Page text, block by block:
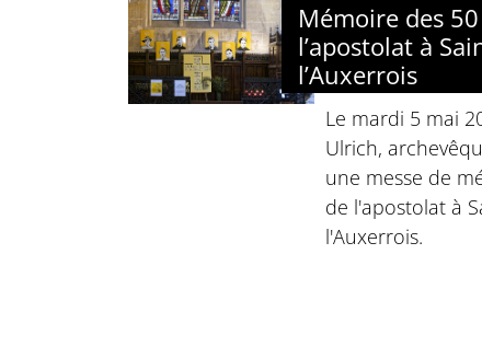
Mémoire des
l’apostolat à
l’Auxerrois
Le mardi 5 mai
Ulrich,
une messe de
de l'apostolat à
l'Auxerrois.